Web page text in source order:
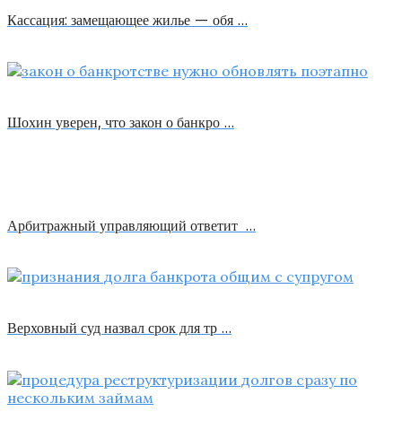
Кассация: замещающее жилье — обя …
Шохин уверен, что закон о банкро …
Арбитражный управляющий ответит …
Верховный суд назвал срок для тр …